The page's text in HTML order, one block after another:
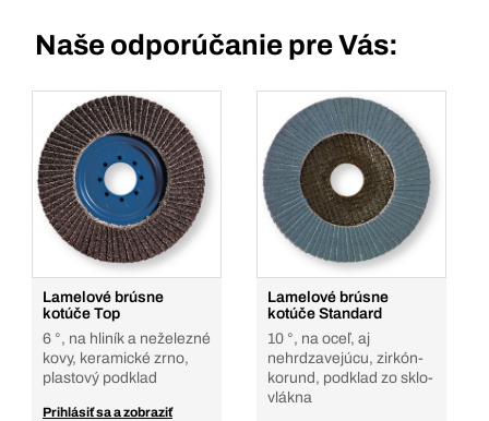
Naše odporúčanie pre Vás:
Lamelové brúsne
kotúče Top
6 °, na hliník a neželezné
kovy, keramické zrno,
plastový podklad
Prihlásiť sa a zobraziť
Lamelové brúsne
kotúče Standard
10 °, na oceľ, aj
nehrdzavejúcu, zirkón-
korund, podklad zo sklo-
vlákna